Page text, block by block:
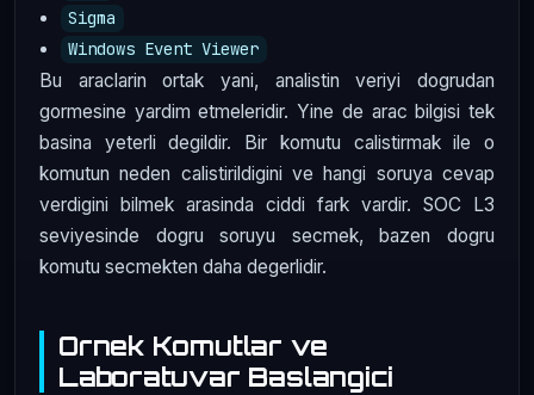
Sigma
Windows Event Viewer
Bu araclarin ortak yani, analistin veriyi dogrudan
gormesine yardim etmeleridir. Yine de arac bilgisi tek
basina yeterli degildir. Bir komutu calistirmak ile o
komutun neden calistirildigini ve hangi soruya cevap
verdigini bilmek arasinda ciddi fark vardir. SOC L3
seviyesinde dogru soruyu secmek, bazen dogru
komutu secmekten daha degerlidir.
Ornek Komutlar ve
Laboratuvar Baslangici